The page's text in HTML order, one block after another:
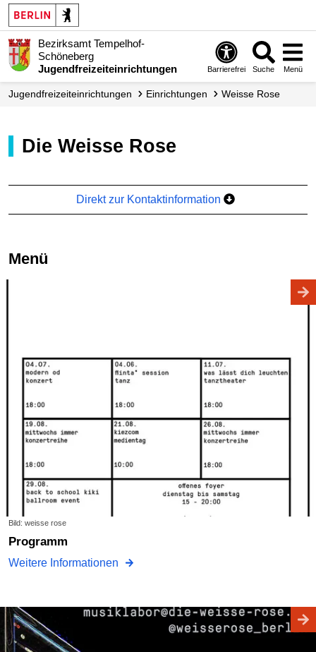
Bezirksamt Tempelhof-
Schöneberg
Jugendfreizeiteinrichtungen
Barrierefrei Suche Menü
Jugendfreizeiteinrichtungen Einrichtungen Weisse Rose
Die Weisse Rose
Direkt zur Kontaktinformation
Menü
Bild: weisse rose
programm
Weitere Informationen